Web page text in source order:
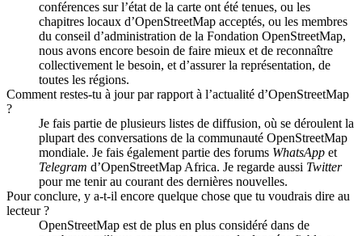
conférences sur l’état de la carte ont été tenues, ou les
chapitres locaux d’OpenStreetMap acceptés, ou les membres
du conseil d’administration de la Fondation OpenStreetMap,
nous avons encore besoin de faire mieux et de reconnaître
collectivement le besoin, et d’assurer la représentation, de
toutes les régions.
Comment restes-tu à jour par rapport à l’actualité d’OpenStreetMap
?
Je fais partie de plusieurs listes de diffusion, où se déroulent la
plupart des conversations de la communauté OpenStreetMap
mondiale. Je fais également partie des forums WhatsApp et
Telegram d’OpenStreetMap Africa. Je regarde aussi Twitter
pour me tenir au courant des dernières nouvelles.
Pour conclure, y a-t-il encore quelque chose que tu voudrais dire au
lecteur ?
OpenStreetMap est de plus en plus considéré dans de